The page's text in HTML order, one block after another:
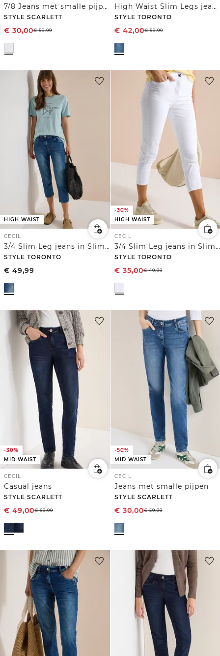
7/8 Jeans met smalle pijpen
STYLE SCARLETT
€ 30,00€59,99
High Waist Slim Legs jeans in Slim Fit
STYLE TORONTO
€ 42,00€59,99
HIGH WAIST
CECIL
3/4 Slim Leg jeans in Slim Fit
STYLE TORONTO
€ 49,99
-30%
HIGH WAIST
CECIL
3/4 Slim Leg jeans in Slim Fit
STYLE TORONTO
€ 35,00€49,99
-30%
MID WAIST
CECIL
Casual jeans
STYLE SCARLETT
€ 49,00€69,99
-50%
MID WAIST
CECIL
Jeans met smalle pijpen
STYLE SCARLETT
€ 30,00€59,99